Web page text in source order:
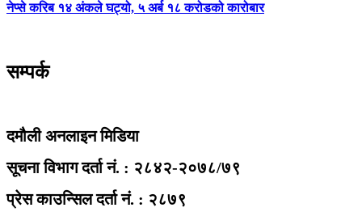
नेप्से करिब १४ अंकले घट्यो, ५ अर्ब १८ करोडको कारोबार
सम्पर्क
दमौली अनलाइन मिडिया
सूचना विभाग दर्ता नं. : २८४२-२०७८/७९
प्रेस काउन्सिल दर्ता नं. : २८७९